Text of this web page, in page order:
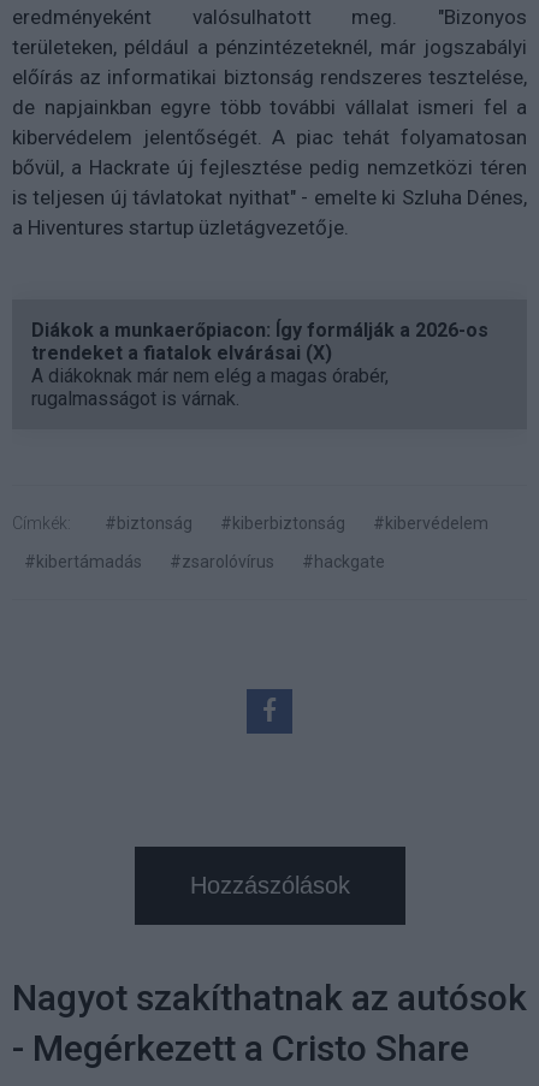
eredményeként valósulhatott meg. "Bizonyos
területeken, például a pénzintézeteknél, már jogszabályi
előírás az informatikai biztonság rendszeres tesztelése,
de napjainkban egyre több további vállalat ismeri fel a
kibervédelem jelentőségét. A piac tehát folyamatosan
bővül, a Hackrate új fejlesztése pedig nemzetközi téren
is teljesen új távlatokat nyithat" - emelte ki Szluha Dénes,
a Hiventures startup üzletágvezetője.
Diákok a munkaerőpiacon: Így formálják a 2026-os
trendeket a fiatalok elvárásai (X)
A diákoknak már nem elég a magas órabér,
rugalmasságot is várnak.
Címkék: #biztonság #kiberbiztonság
#kibervédelem
#kibertámadás
#zsarolóvírus #hackgate
Hozzászólások
Nagyot szakíthatnak az autósok
- Megérkezett a Cristo Share